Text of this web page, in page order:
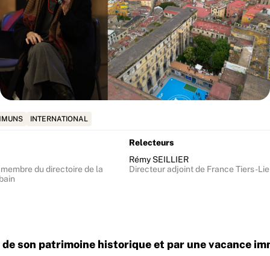
INTERNATIONAL
du directoire de la
Relecteurs
Rémy SEILLIER
Directeur adjoint de France Tiers-
son patrimoine historique et par une